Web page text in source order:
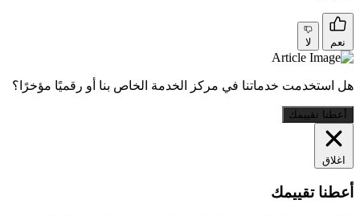
نعم لا
هل استخدمت خدماتنا في مركز الخدمة الخاص بنا أو رقميًا مؤخرًا؟
أعطنا تقييمك
اغلاق
أعطنا تقييمك